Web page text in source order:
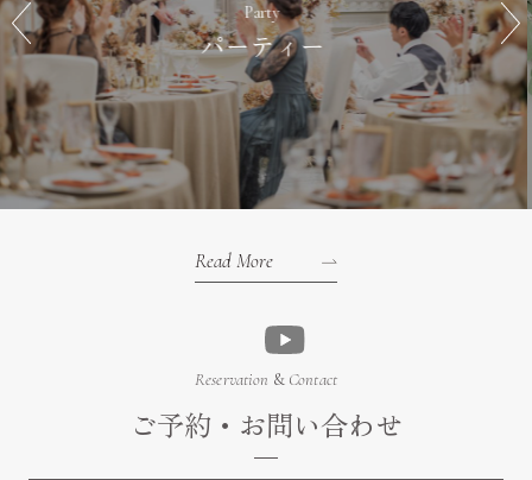
Cuisine & Sweets
料理・スイーツ
Read More
Reservation &Contact
ご予約・お問い合わせ